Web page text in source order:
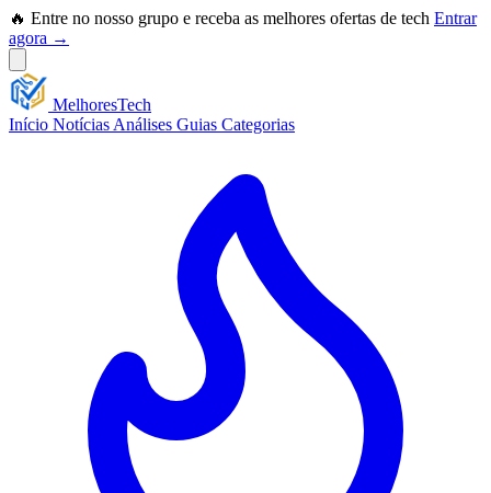
🔥 Entre no nosso grupo e receba as melhores ofertas de tech Entrar
agora →
MelhoresTech
Início Notícias Análises Guias Categorias